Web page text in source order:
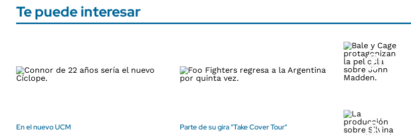
Te puede interesar
En el nuevo UCM Parte de su gira "Take Cover Tour"